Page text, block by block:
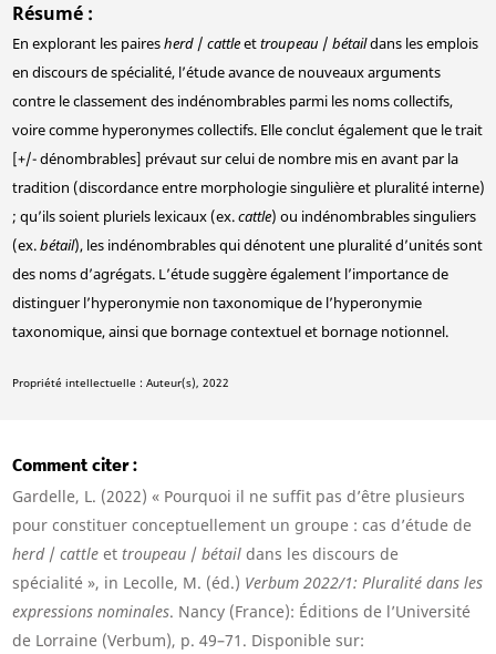
Résumé
En explorant les pairesherd / cattleettroupeau / bétaildans les emplois
en discours de spécialité, l’étude avance de nouveaux arguments
contre le classement des indénombrables parmi les noms collectifs,
voire comme hyperonymes collectifs. Elle conclut également que le trait
[+/- dénombrables] prévaut sur celui de nombre mis en avant par la
tradition (discordance entre morphologie singulière et pluralité interne)
; qu’ils soient pluriels lexicaux (ex.cattle) ou indénombrables singuliers
(ex.bétail), les indénombrables qui dénotent une pluralité d’unités sont
des noms d’agrégats. L’étude suggère également l’importance de
distinguer l’hyperonymie non taxonomique de l’hyperonymie
taxonomique, ainsi que bornage contextuel et bornage notionnel.
Propriété intellectuelle : Auteur(s), 2022
Comment citer
Gardelle, L. (2022) « Pourquoi il ne suffit pas d’être plusieurs
pour constituer conceptuellement un groupe : cas d’étude de
herd/ cattleet troupeau/ bétaildans les discours de
spécialité », in Lecolle, M. (éd.) Verbum 2022/1: Pluralité dans les
expressions nominales. Nancy (France): Éditions de l’Université
de Lorraine (Verbum), p. 49–71. Disponible sur: